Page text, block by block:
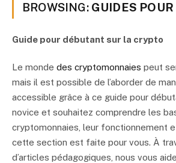
BROWSING: GUIDES
Guide pour débutant sur la crypto
Le monde des cryptomonnaies peut
mais il est possible de l’aborder de
accessible grâce à ce guide pour
novice et souhaitez comprendre les
cryptomonnaies, leur fonctionnement
cette section est faite pour vous. À
d’articles pédagogiques, nous vous